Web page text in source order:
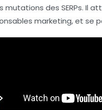
mutations des SERPs. Il
marketing, et se